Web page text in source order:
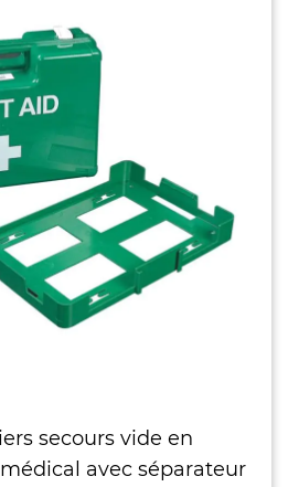
secours vide en
avec séparateur